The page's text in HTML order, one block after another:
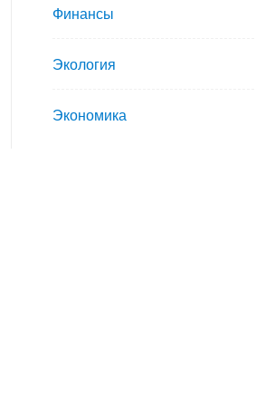
Финансы
Экология
Экономика